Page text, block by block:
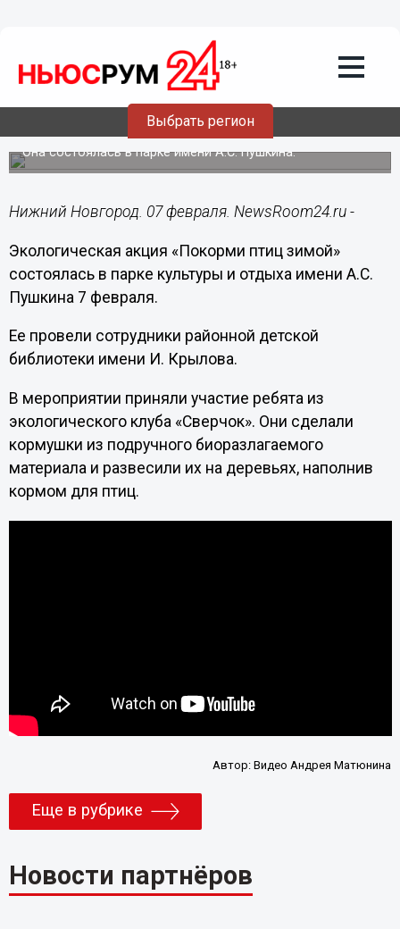
Выбрать регион
07.02.201914:57
В Нижнем Новгороде прошла акция
«Покорми птиц зимой!»
Она состоялась в парке имени А.C. Пушкина.
Нижний Новгород. 07 февраля. NewsRoom24.ru -
Экологическая акция «Покорми птиц зимой»
состоялась в парке культуры и отдыха имени А.С.
Пушкина 7 февраля.
Ее провели сотрудники районной детской
библиотеки имени И. Крылова.
В мероприятии приняли участие ребята из
экологического клуба «Сверчок». Они сделали
кормушки из подручного биоразлагаемого
материала и развесили их на деревьях, наполнив
кормом для птиц.
Автор:Видео Андрея Матюнина
Еще в рубрике
Новости партнёров